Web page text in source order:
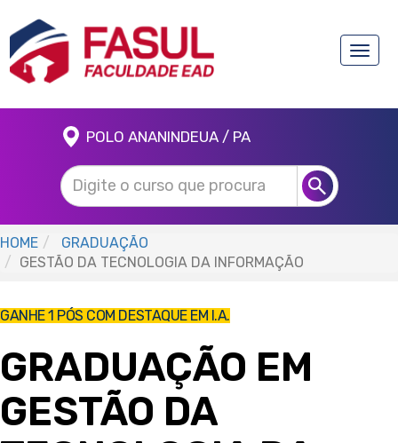
Toggle
POLO ANANINDEUA / PA
HOME
GRADUAÇÃO
GESTÃO DA TECNOLOGIA DA INFORMAÇÃO
GANHE 1 PÓS COM DESTAQUE EM I.A.
GRADUAÇÃO EM
GESTÃO DA